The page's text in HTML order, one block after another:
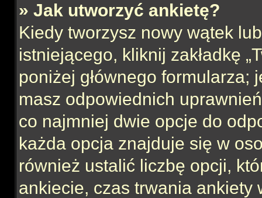
» Jak utworzyć ankietę?
Kiedy tworzysz nowy wątek
istniejącego, kliknij zakładkę
poniżej głównego formularza;
masz odpowiednich
co najmniej dwie opcje do
każda opcja znajduje się w
również ustalić liczbę opcji,
ankiecie, czas trwania ankiety